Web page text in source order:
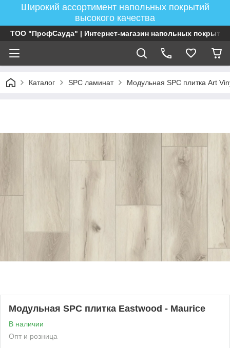
Широкий ассортимент напольных покрытий
высокого качества
ТОО "ПрофСауда" | Интернет-магазин напольных покрытий
Каталог SPC ламинат Модульная SPC плитка Art
Модульная SPC плитка Eastwood - Maurice
В наличии
Опт и розница